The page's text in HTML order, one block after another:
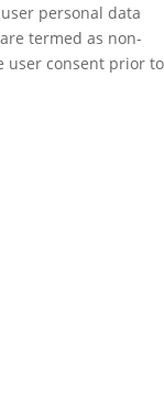
personal data
termed as non-
user consent prior to